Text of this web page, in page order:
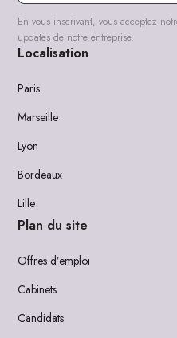
En vous inscrivant, vous acceptez
updates de notre entreprise.
Localisation
Paris
Marseille
Lyon
Bordeaux
Lille
Plan du site
Offres d’emploi
Cabinets
Candidats